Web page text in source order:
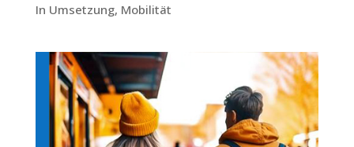
In Umsetzung, Mobilität